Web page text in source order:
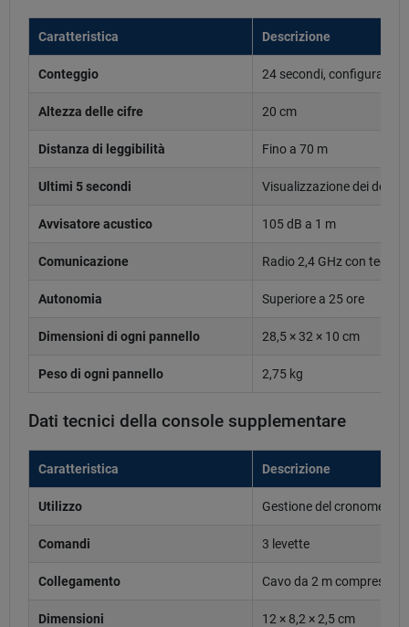
Caratteristica Descrizione
Conteggio 24 secondi, configurabile
Altezza delle cifre 20 cm
Distanza di leggibilità Fino a 70 m
Ultimi 5 secondi Visualizzazione dei
Avvisatore acustico 105 dB a 1 m
Comunicazione Radio 2,4 GHz con
Autonomia Superiore a 25 ore
Dimensioni di ogni pannello 28,5 × 32 × 10 cm
Peso di ogni pannello 2,75 kg
Dati tecnici della console supplementare
Caratteristica Descrizione
Utilizzo Gestione del cronometro
Comandi 3 levette
Collegamento Cavo da 2 m compreso
Dimensioni 12 × 8,2 × 2,5 cm